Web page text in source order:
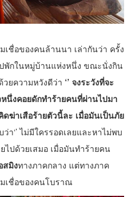
เชื่อของคนล้านนา เล่ากันว่า ครั้ง
พักในหมู่บ้านแห่งหนึ่ง ขณะนั่งกิน
ยความหวังดีว่า ‘’ จงระวังที่จะ
นึ่งคอยดักทำร้ายคนที่ผ่านไปมา
ดฆ่าเสือร้ายตัวนี้ละ เมื่อมันเป็นภัย
า‘’ ไม่มีใครรอดเลยและหาไม่พบ
ปด้วยเสมอ เมื่อมันทำร้ายคน
สมิงทางภาคกลาง แต่ทางภาค
เชื่อของคนโบราณ